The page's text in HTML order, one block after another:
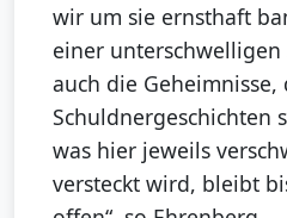
wir um sie ernsthaft
einer
auch die Geheimnisse,
Schuldnergeschichten
was hier jeweils
versteckt wird, bleibt